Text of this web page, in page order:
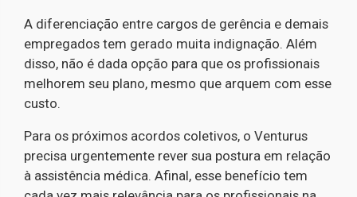
A diferenciação entre cargos de gerência e demais
empregados tem gerado muita indignação. Além
disso, não é dada opção para que os profissionais
melhorem seu plano, mesmo que arquem com esse
custo.
Para os próximos acordos coletivos, o Venturus
precisa urgentemente rever sua postura em relação
à assistência médica. Afinal, esse benefício tem